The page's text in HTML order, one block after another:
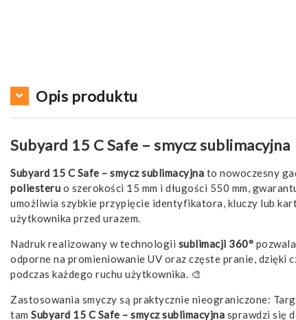
Opis produktu
Subyard 15 C Safe – smycz sublimacyjna
Subyard 15 C Safe – smycz sublimacyjna to nowoczesny
poliesteru o szerokości 15 mm i długości 550 mm,
umożliwia szybkie przypięcie identyfikatora, kluczy lub
użytkownika przed urazem.
Nadruk realizowany w technologii sublimacji 360°
odporne na promieniowanie UV oraz częste pranie, dzięki
podczas każdego ruchu użytkownika. 🎨
Zastosowania smyczy są praktycznie nieograniczone:
tam Subyard 15 C Safe – smycz sublimacyjna sprawdzi się